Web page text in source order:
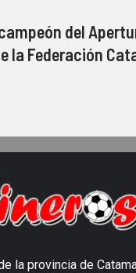
del
la Federación
la provincia de